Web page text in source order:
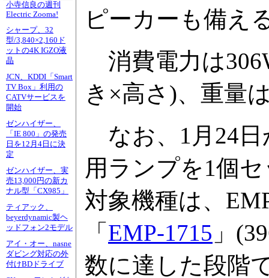
小寺信良の週刊
Electric Zooma!
シャープ、32
型/3,840×2,160ド
ットの4K IGZO液
晶
JCN、KDDI「Smart
TV Box」利用の
CATVサービスを
開始
ゼンハイザー、
「IE 800」の発売
日を12月4日に決
定
ゼンハイザー、実
売13,000円の新カ
ナル型「CX985」
ティアック、
beyerdynamic製ヘ
ッドフォン2モデル
アイ・オー、nasne
ダビング対応の外
付けBDドライブ
ピーカーも備え
消費電力は
き×高さ)、重量
なお、1月24日
用ランプを1個
対象機種は、
「 EMP-1715 」
数に達した段階